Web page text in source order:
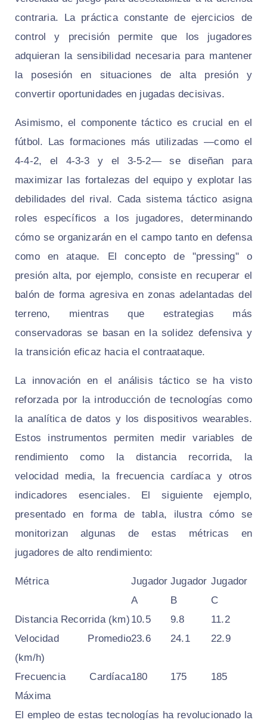
contraria. La práctica constante de ejercicios de
control y precisión permite que los jugadores
adquieran la sensibilidad necesaria para mantener
la posesión en situaciones de alta presión y
convertir oportunidades en jugadas decisivas.
Asimismo, el componente táctico es crucial en el
fútbol. Las formaciones más utilizadas —como el
4-4-2, el 4-3-3 y el 3-5-2— se diseñan para
maximizar las fortalezas del equipo y explotar las
debilidades del rival. Cada sistema táctico asigna
roles específicos a los jugadores, determinando
cómo se organizarán en el campo tanto en defensa
como en ataque. El concepto de "pressing" o
presión alta, por ejemplo, consiste en recuperar el
balón de forma agresiva en zonas adelantadas del
terreno, mientras que estrategias más
conservadoras se basan en la solidez defensiva y
la transición eficaz hacia el contraataque.
La innovación en el análisis táctico se ha visto
reforzada por la introducción de tecnologías como
la analítica de datos y los dispositivos wearables.
Estos instrumentos permiten medir variables de
rendimiento como la distancia recorrida, la
velocidad media, la frecuencia cardíaca y otros
indicadores esenciales. El siguiente ejemplo,
presentado en forma de tabla, ilustra cómo se
monitorizan algunas de estas métricas en
jugadores de alto rendimiento:
Métrica
Jugador
A
Jugador
B
Jugador
C
Distancia Recorrida (km) 10.5 9.8
11.2
Velocidad Promedio
(km/h)
23.6 24.1 22.9
Frecuencia Cardíaca
Máxima
180 175 185
El empleo de estas tecnologías ha revolucionado la